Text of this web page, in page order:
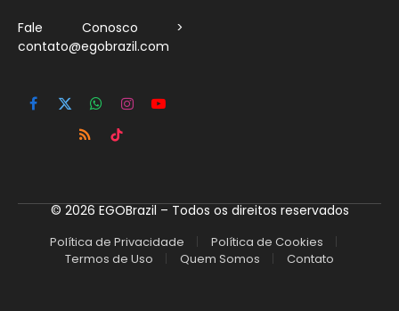
Fale Conosco >
contato@egobrazil.com
Facebook
X
(Twitter)
WhatsApp
InstagramYouTube
RSS
TikTok
© 2026 EGOBrazil – Todos os direitos reservados
Política de Privacidade
Política de Cookies
Termos de Uso
Quem Somos Contato